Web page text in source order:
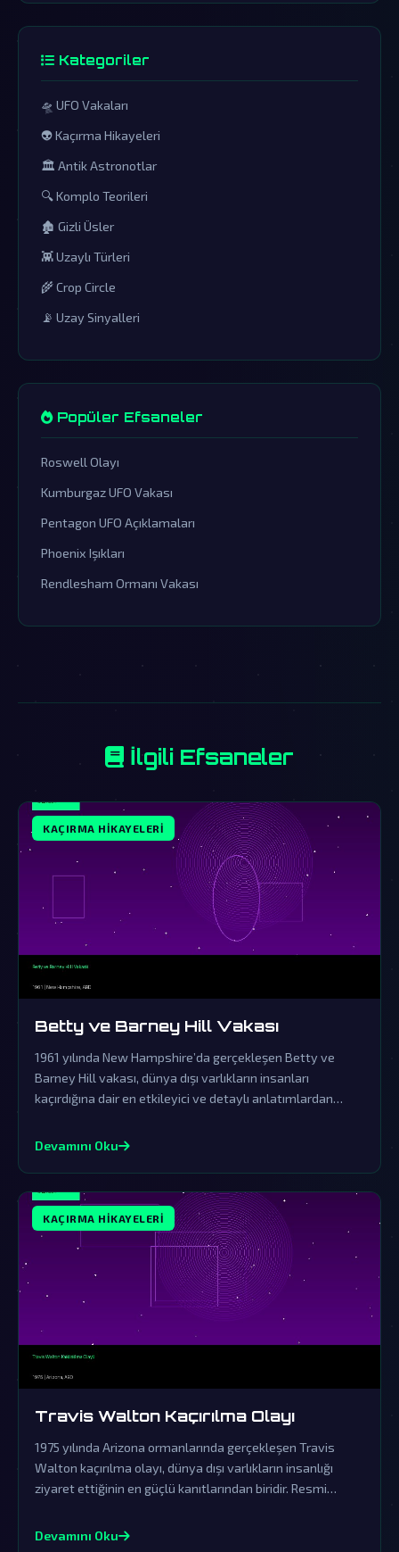
Kategoriler
🛸 UFO Vakaları
👽 Kaçırma Hikayeleri
🏛️ Antik Astronotlar
🔍 Komplo Teorileri
🏚️ Gizli Üsler
👾 Uzaylı Türleri
🌾 Crop Circle
📡 Uzay Sinyalleri
Popüler Efsaneler
Roswell Olayı
Kumburgaz UFO Vakası
Pentagon UFO Açıklamaları
Phoenix Işıkları
Rendlesham Ormanı Vakası
İlgili Efsaneler
KAÇIRMA HIKAYELERI
Betty ve Barney Hill Vakası
1961 yılında New Hampshire’da gerçekleşen Betty ve
Barney Hill vakası, dünya dışı varlıkların insanları
kaçırdığına dair en etkileyici ve detaylı anlatımlardan
durarak, bu olayın ardındaki gerçekler gizemini korumaya
Devamını Oku
KAÇIRMA HIKAYELERI
Travis Walton Kaçırılma Olayı
1975 yılında Arizona ormanlarında gerçekleşen Travis
Walton kaçırılma olayı, dünya dışı varlıkların insanlığı
ziyaret ettiğinin en güçlü kanıtlarından biridir. Resmi
gizlemek için yapılmıştır.
Devamını Oku